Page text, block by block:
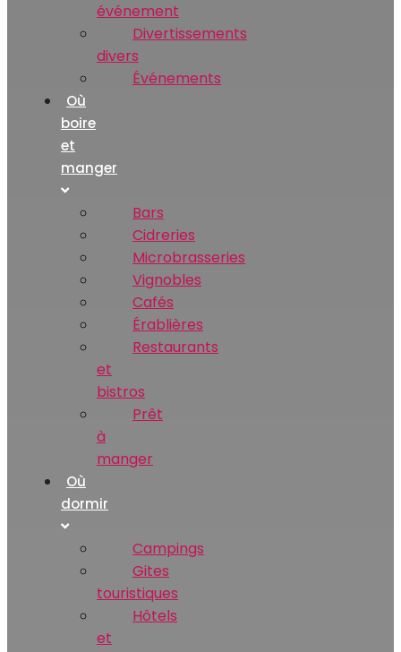
événement
Divertissements
divers
Événements
Où
boire
et
manger
Bars
Cidreries
Microbrasseries
Vignobles
Cafés
Érablières
Restaurants
et
bistros
Prêt
à
manger
Où
dormir
Campings
Gites
touristiques
Hôtels
et